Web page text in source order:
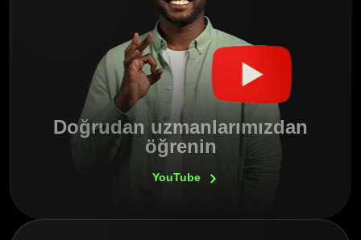
Doğrudan uzmanlarımızdan
öğrenin
YouTube